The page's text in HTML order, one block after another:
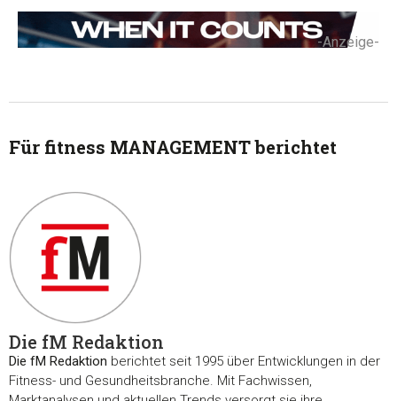
-Anzeige-
Für fitness MANAGEMENT berichtet
Die fM Redaktion
Die fM Redaktion berichtet seit 1995 über Entwicklungen in der
Fitness- und Gesundheitsbranche. Mit Fachwissen,